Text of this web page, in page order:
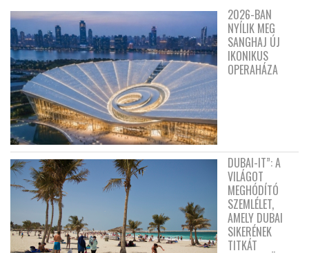
2026-BAN
NYÍLIK MEG
SANGHAJ ÚJ
IKONIKUS
OPERAHÁZA
DUBAI-IT”: A
VILÁGOT
MEGHÓDÍTÓ
SZEMLÉLET,
AMELY DUBAI
SIKERÉNEK
TITKÁT